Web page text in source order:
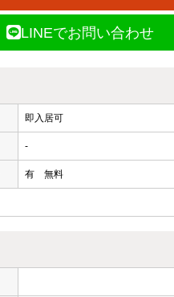
LINEでお問い合わせ
即入居可
-
有 無料